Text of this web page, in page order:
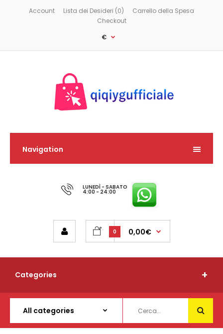
Account Lista dei Desideri (0)
Carrello della Spesa
Checkout
€
Navigation
LUNEDÌ - SABATO
4:00 - 24:00
0 0,00€
Categories